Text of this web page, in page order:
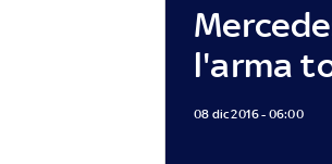
l'arma
08 dic 2016 - 06:00